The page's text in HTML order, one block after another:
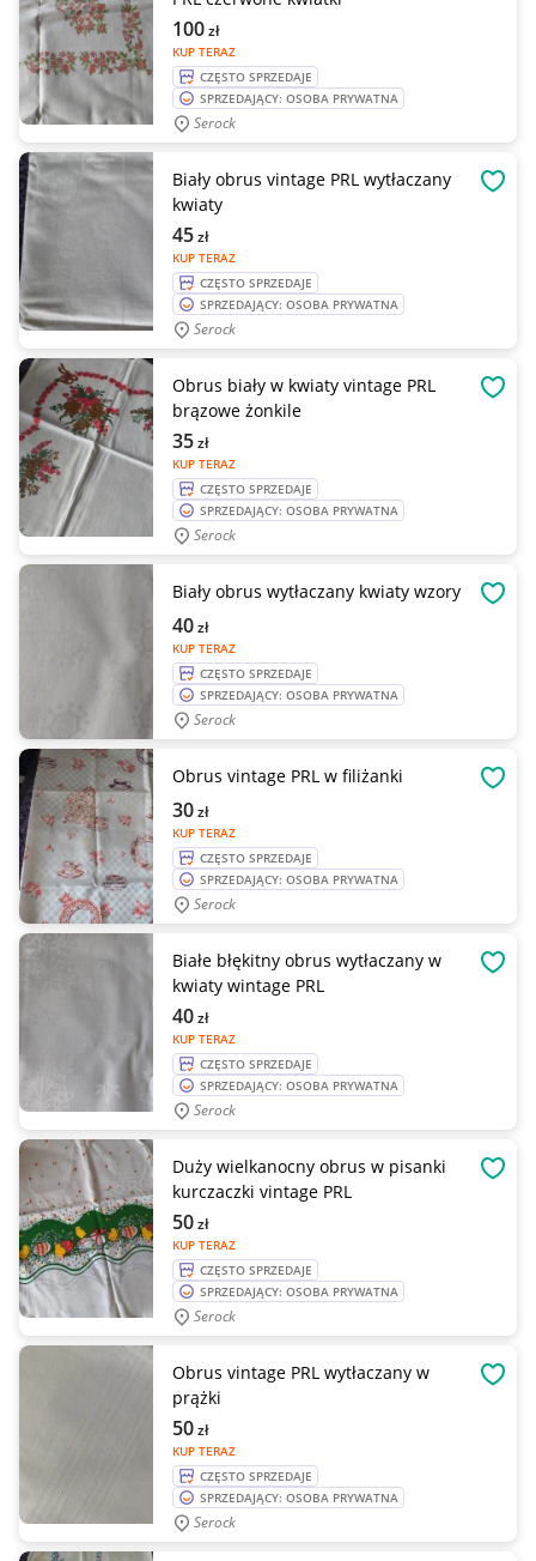
KUP TERAZ
100zł
CZĘSTO SPRZEDAJE
SPRZEDAJĄCY: OSOBA PRYWATNA
Serock
Biały obrus vintage PRL wytłaczany
kwiaty
KUP TERAZ
45zł
CZĘSTO SPRZEDAJE
SPRZEDAJĄCY: OSOBA PRYWATNA
Serock
Obrus biały w kwiaty vintage PRL
brązowe żonkile
KUP TERAZ
35zł
CZĘSTO SPRZEDAJE
SPRZEDAJĄCY: OSOBA PRYWATNA
Serock
Biały obrus wytłaczany kwiaty wzory
KUP TERAZ
40zł
CZĘSTO SPRZEDAJE
SPRZEDAJĄCY: OSOBA PRYWATNA
Serock
Obrus vintage PRL w filiżanki
KUP TERAZ
30zł
CZĘSTO SPRZEDAJE
SPRZEDAJĄCY: OSOBA PRYWATNA
Serock
Białe błękitny obrus wytłaczany w
kwiaty wintage PRL
KUP TERAZ
40zł
CZĘSTO SPRZEDAJE
SPRZEDAJĄCY: OSOBA PRYWATNA
Serock
Duży wielkanocny obrus w pisanki
kurczaczki vintage PRL
KUP TERAZ
50zł
CZĘSTO SPRZEDAJE
SPRZEDAJĄCY: OSOBA PRYWATNA
Serock
Obrus vintage PRL wytłaczany w
prążki
KUP TERAZ
50zł
CZĘSTO SPRZEDAJE
SPRZEDAJĄCY: OSOBA PRYWATNA
Serock